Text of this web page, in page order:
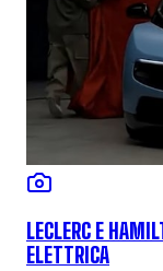
LECLERC E
ELETTRICA